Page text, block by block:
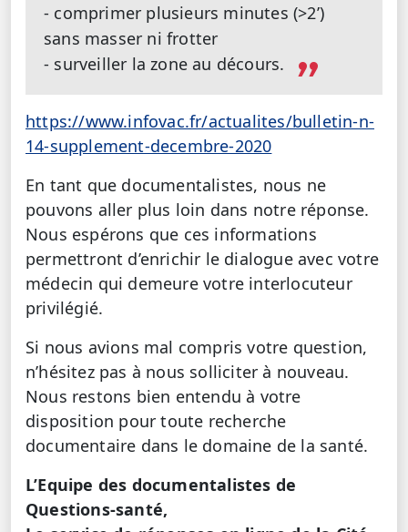
- comprimer plusieurs minutes (>2’)
sans masser ni frotter
- surveiller la zone au décours.
https://www.infovac.fr/actualites/bulletin-n-
14-supplement-decembre-2020
En tant que documentalistes, nous ne
pouvons aller plus loin dans notre réponse.
Nous espérons que ces informations
permettront d’enrichir le dialogue avec votre
médecin qui demeure votre interlocuteur
privilégié.
Si nous avions mal compris votre question,
n’hésitez pas à nous solliciter à nouveau.
Nous restons bien entendu à votre
disposition pour toute recherche
documentaire dans le domaine de la santé.
L’Equipe des documentalistes de
Questions-santé,